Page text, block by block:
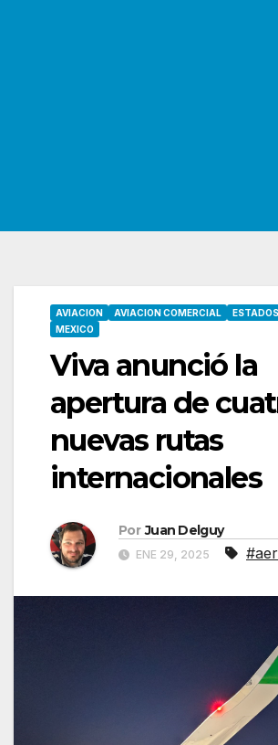
AVIACION AVIACION COMERCIAL
MEXICO
Viva anunció la
apertura de
nuevas rutas
internacionales
Por Juan Delguy
ENE 29, 2025